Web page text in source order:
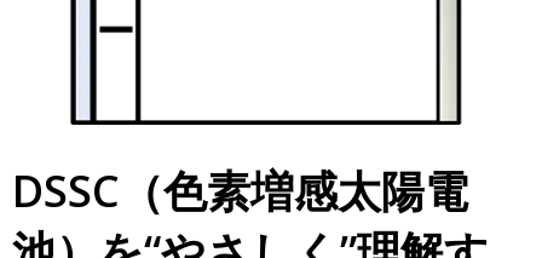
DSSC（色素増感太陽電